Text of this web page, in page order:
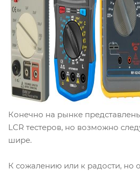
Конечно на рынке
LCR тестеров, но возможно
шире.
К сожалению или к радости, но